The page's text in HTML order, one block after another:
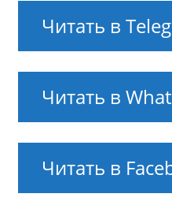
Читать в
Читать в
Читать в